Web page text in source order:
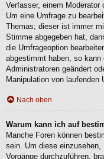
Verfasser, einem Moderator
Um eine Umfrage zu
Themas; dieser ist immer
Stimme abgegeben hat,
die Umfrageoption
abgestimmt haben, so kann
Administratoren geändert
Manipulation von laufenden
Nach oben
Warum kann ich auf
Manche Foren können
sein. Um diese
Vorgänge durchzuführen,